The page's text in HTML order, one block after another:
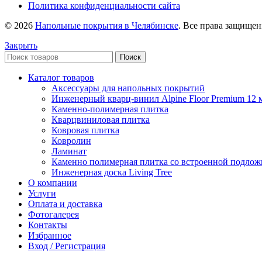
Политика конфиденциальности сайта
© 2026 Напольные покрытия в Челябинске. Все права
Закрыть
Поиск
Каталог товаров
Аксессуары для напольных покрытий
Инженерный кварц-винил Alpine Floor Premium 12
Каменно-полимерная плитка
Кварцвиниловая плитка
Ковровая плитка
Ковролин
Ламинат
Каменно полимерная плитка со встроенной
Инженерная доска Living Tree
О компании
Услуги
Оплата и доставка
Фотогалерея
Контакты
Избранное
Вход / Регистрация